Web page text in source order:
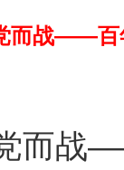
而战——百
战